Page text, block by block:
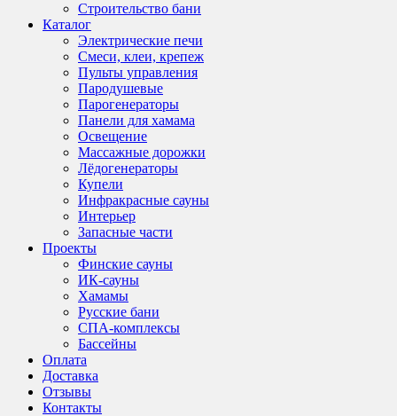
Строительство бани
Каталог
Электрические печи
Смеси, клеи, крепеж
Пульты управления
Пародушевые
Парогенераторы
Панели для хамама
Освещение
Массажные дорожки
Лёдогенераторы
Купели
Инфракрасные сауны
Интерьер
Запасные части
Проекты
Финские сауны
ИК-сауны
Хамамы
Русские бани
СПА-комплексы
Бассейны
Оплата
Доставка
Отзывы
Контакты